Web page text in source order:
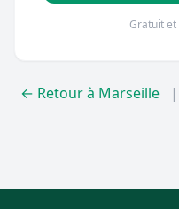
Gratuit et
← Retour à Marseille |